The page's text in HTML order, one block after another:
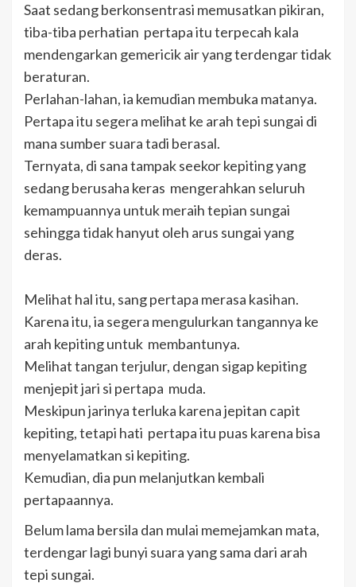
Saat sedang berkonsentrasi memusatkan pikiran,
tiba-tiba perhatian pertapa itu terpecah kala
mendengarkan gemericik air yang terdengar tidak
beraturan.
Perlahan-lahan, ia kemudian membuka matanya.
Pertapa itu segera melihat ke arah tepi sungai di
mana sumber suara tadi berasal.
Ternyata, di sana tampak seekor kepiting yang
sedang berusaha keras mengerahkan seluruh
kemampuannya untuk meraih tepian sungai
sehingga tidak hanyut oleh arus sungai yang
deras.
Melihat hal itu, sang pertapa merasa kasihan.
Karena itu, ia segera mengulurkan tangannya ke
arah kepiting untuk membantunya.
Melihat tangan terjulur, dengan sigap kepiting
menjepit jari si pertapa muda.
Meskipun jarinya terluka karena jepitan capit
kepiting, tetapi hati pertapa itu puas karena bisa
menyelamatkan si kepiting.
Kemudian, dia pun melanjutkan kembali
pertapaannya.
Belum lama bersila dan mulai memejamkan mata,
terdengar lagi bunyi suara yang sama dari arah
tepi sungai.